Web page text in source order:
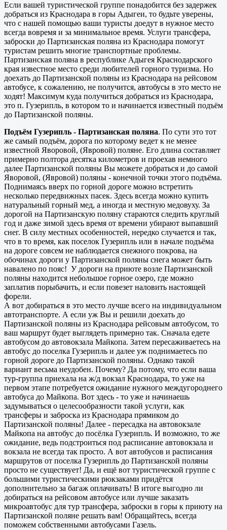
Если вашей туристической группе понадобится без задержек
добраться из Краснодара в горы Адыгеи, то будьте уверены,
что с нашей помощью ваши туристы доедут в нужное место
всегда вовремя и за минимальное время. Услуги трансфера,
заброски до Партизанская поляна из Краснодара помогут
туристам решить многие транспортные проблемы.
Партизанская поляна в республике Адыгея Краснодарского
края известное место среди любителей горного туризма. Но
доехать до Партизанской поляны из Краснодара на рейсовом
автобусе, к сожалению, не получится, автобусы в это место не
ходят! Максимум куда получиться добраться из Краснодара,
это п. Гузерипль, в котором то и начинается известный подъём
до Партизанской поляны.
Подъём Гузерипль - Партизанская поляна. По сути это тот
же самый подъём, дорога по которому ведет к не менее
известной Яворовой, (Явровой) поляне. Его длина составляет
примерно полтора десятка километров и проехав немного
далее Партизанской поляны Вы можете добраться и до самой
Яворовой, (Явровой) поляны - конечной точки этого подъёма.
Поднимаясь вверх по горной дороге можно встретить
несколько передвижных пасек. Здесь всегда можно купить
натуральный горный мед, а иногда и местную медовуху. За
дорогой на Партизанскую поляну стараются следить круглый
год и даже зимой здесь время от времени убирают выпавший
снег. В силу местных особенностей, нередко случается и так,
что в то время, как поселок Гузерипль или в начале подъёма
на дороге совсем не наблюдается снежного покрова, на
обочинах дороги у Партизанской поляны снега может быть
навалено по пояс! У дороги на приюте возле Партизанской
поляны находится небольшое горное озеро, где можно
заплатив порыбачить, и если повезет наловить настоящей
форели.
А вот добираться в это место лучше всего на индивидуальном
автотранспорте. А если уж Вы и решили доехать до
Партизанской поляны из Краснодара рейсовым автобусом, то
ваш маршрут будет выглядеть примерно так. Сначала едете
автобусом до автовокзала Майкопа. Затем пересаживаетесь на
автобус до поселка Гузерипль и далее уж поднимаетесь по
горной дороге до Партизанской поляны. Однако такой
вариант весьма неудобен. Почему? Да потому, что если ваша
тур-группа приехала на ж/д вокзал Краснодара, то уже на
первом этапе потребуется ожидание нужного междугороднего
автобуса до Майкопа. Вот здесь - то уже и начинаешь
задумываться о целесообразности такой услуги, как
трансферы и заброска из Краснодара прямиком до
Партизанской поляны! Далее - пересадка на автовокзале
Майкопа на автобус до посёлка Гузерипль. И возможно, то же
ожидание, ведь подстроиться под расписание автовокзала и
вокзала не всегда так просто. А вот автобусов и расписания
маршрутов от поселка Гузерипль до Партизанской поляны
просто не существует! Да, и ещё вот туристической группе с
большими туристическими рюкзаками придётся
дополнительно за багаж оплачивать! В итоге выгодно ли
добираться на рейсовом автобусе или лучше заказать
микроавтобус для тур трансфера, заброски в горы к приюту на
Партизанской поляне решать вам! Обращайтесь, всегда
поможем собственными автобусами Газель.